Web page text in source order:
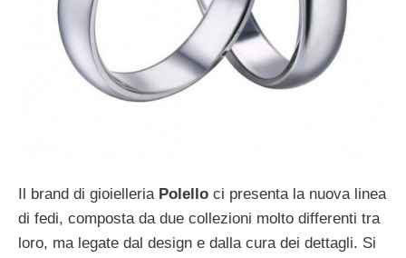
Il brand di gioielleria Polello ci presenta la nuova linea
di fedi, composta da due collezioni molto differenti tra
loro, ma legate dal design e dalla cura dei dettagli. Si